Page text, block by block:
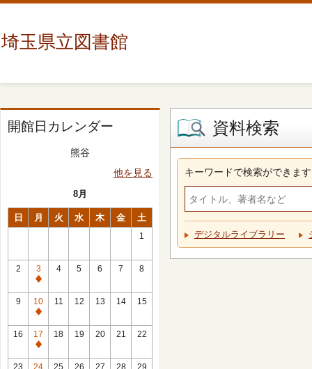
埼玉県立図書館
開館日カレンダー
熊谷
他を見る
8月
日 月 火 水 木 金 土
1
2
3
休
館
日
4 5 6 7 8
9
10
休
館
日
11 12 13 14 15
16
17
休
館
18 19 20 21 22
23
24
25 26 27 28 29
資料検索
キーワードで検索ができます
デジタルライブラリー